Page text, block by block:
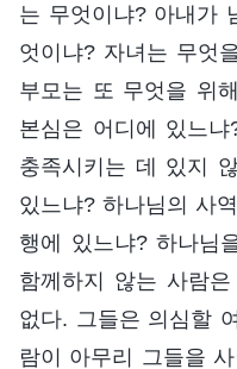
는 무엇이냐? 아내가
엇이냐? 자녀는 무엇
부모는 또 무엇을 위
본심은 어디에 있느
충족시키는 데 있지
있느냐? 하나님의 사
행에 있느냐? 하나님
함께하지 않는 사람
없다. 그들은 의심할
람이 아무리 그들을